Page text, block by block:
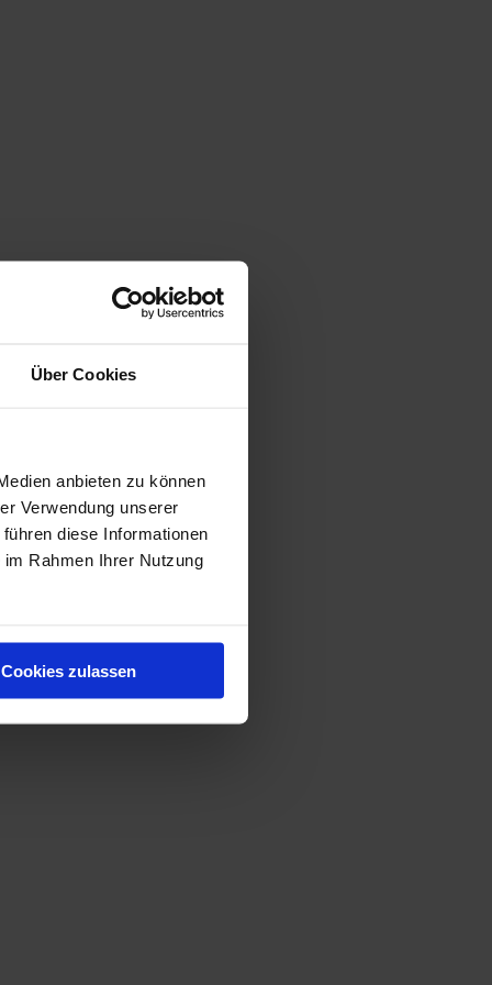
Über Cookies
anbieten zu können
Verwendung unserer
diese Informationen
Rahmen Ihrer Nutzung
Cookies zulassen